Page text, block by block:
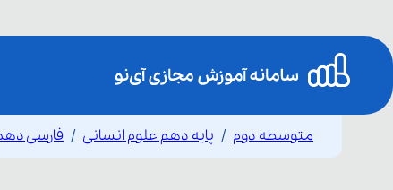
متوسطه دوم پایه دهم علوم انسانی فارسی